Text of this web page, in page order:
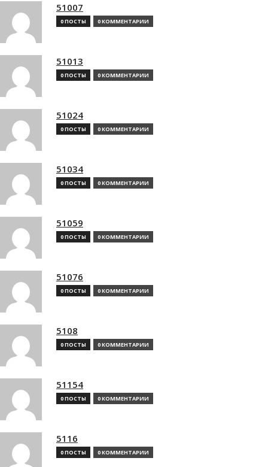
51007
0 ПОСТЫ 0 КОММЕНТАРИИ
51013
0 ПОСТЫ 0 КОММЕНТАРИИ
51024
0 ПОСТЫ 0 КОММЕНТАРИИ
51034
0 ПОСТЫ 0 КОММЕНТАРИИ
51059
0 ПОСТЫ 0 КОММЕНТАРИИ
51076
0 ПОСТЫ 0 КОММЕНТАРИИ
5108
0 ПОСТЫ 0 КОММЕНТАРИИ
51154
0 ПОСТЫ 0 КОММЕНТАРИИ
5116
0 ПОСТЫ 0 КОММЕНТАРИИ